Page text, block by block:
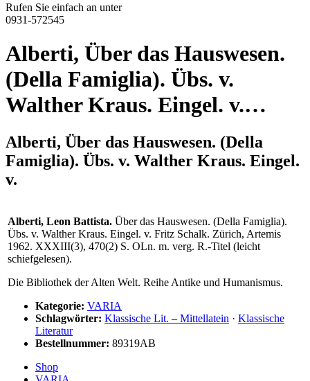
Rufen Sie einfach an unter
0931-572545
Alberti, Über das Hauswesen.
(Della Famiglia). Übs. v.
Walther Kraus. Eingel. v.…
Alberti, Über das Hauswesen. (Della
Famiglia). Übs. v. Walther Kraus. Eingel.
v.
Alberti, Leon Battista. Über das Hauswesen. (Della Famiglia).
Übs. v. Walther Kraus. Eingel. v. Fritz Schalk. Zürich, Artemis
1962. XXXIII(3), 470(2) S. OLn. m. verg. R.-Titel (leicht
schiefgelesen).
Die Bibliothek der Alten Welt. Reihe Antike und Humanismus.
Kategorie: VARIA
Schlagwörter: Klassische Lit. – Mittellatein · Klassische
Literatur
Bestellnummer: 89319AB
Shop